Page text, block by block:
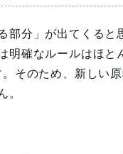
部分」が出てくる
明確なルールはほ
そのため、新しい
。